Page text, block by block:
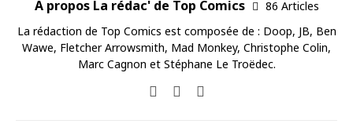
A propos La rédac' de Top Comics
86 Articles
La rédaction de Top Comics est composée de : Doop, JB, Ben
Wawe, Fletcher Arrowsmith, Mad Monkey, Christophe Colin,
Marc Cagnon et Stéphane Le Troëdec.